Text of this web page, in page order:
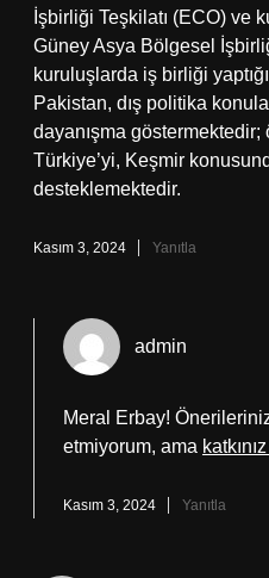
İşbirliği Teşkilatı (ECO) ve
Güney Asya Bölgesel
kuruluşlarda iş birliği
Pakistan, dış politika
dayanışma göstermektedir;
Türkiye’yi, Keşmir
desteklemektedir.
Kasım 3, 2024 Yanıtla
admin
Meral Erbay!
etmiyorum, ama
Kasım 3, 2024 Yanıtla